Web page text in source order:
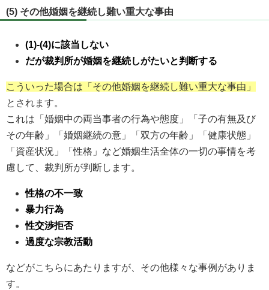
(5) その他婚姻を継続し難い重大な事由
(1)-(4)に該当しない
だが裁判所が婚姻を継続しがたいと判断する
こういった場合は「その他婚姻を継続し難い重大な事由」
とされます。
これは「婚姻中の両当事者の行為や態度」「子の有無及び
その年齢」「婚姻継続の意」「双方の年齢」「健康状態」
「資産状況」「性格」など婚姻生活全体の一切の事情を考
慮して、裁判所が判断します。
性格の不一致
暴力行為
性交渉拒否
過度な宗教活動
などがこちらにあたりますが、その他様々な事例がありま
す。